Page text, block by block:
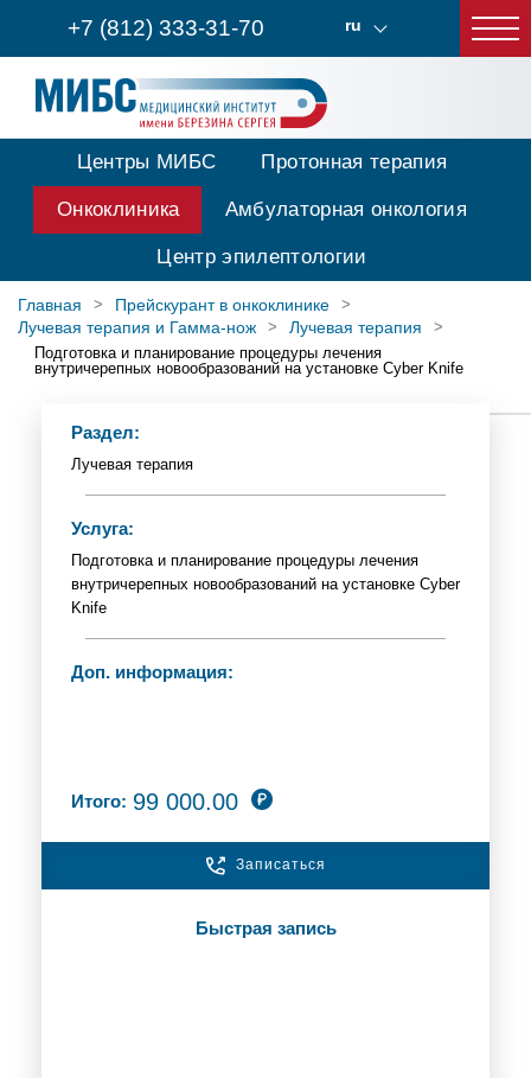
Центры МИБС Протонная терапия
Онкоклиника Амбулаторная онкология
Центр эпилептологии
+7 (812) 333-31-70 ru
Главная
Прейскурант в онкоклинике
Лучевая терапия и Гамма-нож
Лучевая терапия
Подготовка и планирование процедуры лечения
внутричерепных новообразований на установке Cyber Knife
Раздел:
Лучевая терапия
Услуга:
Подготовка и планирование процедуры лечения
внутричерепных новообразований на установке Cyber
Knife
Доп. информация:
Итого: 99 000.00
Записаться
Быстрая запись